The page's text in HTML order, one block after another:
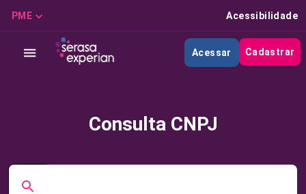
PME Acessibilidade
Acessar Cadastrar
Consulta CNPJ